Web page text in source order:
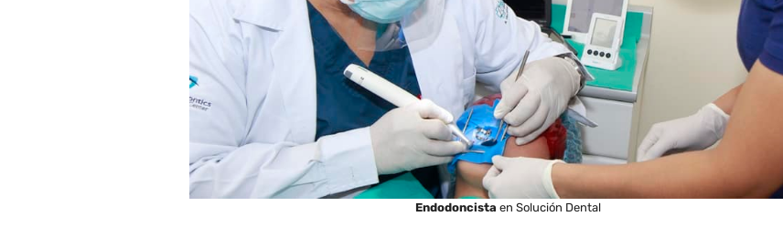
Endodoncista en Solución Dental